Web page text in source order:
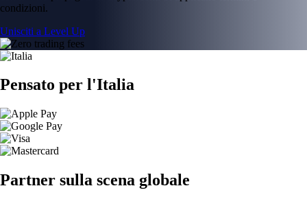
condizioni.
Unisciti a Level Up
Pensato per l'Italia
Partner sulla scena globale